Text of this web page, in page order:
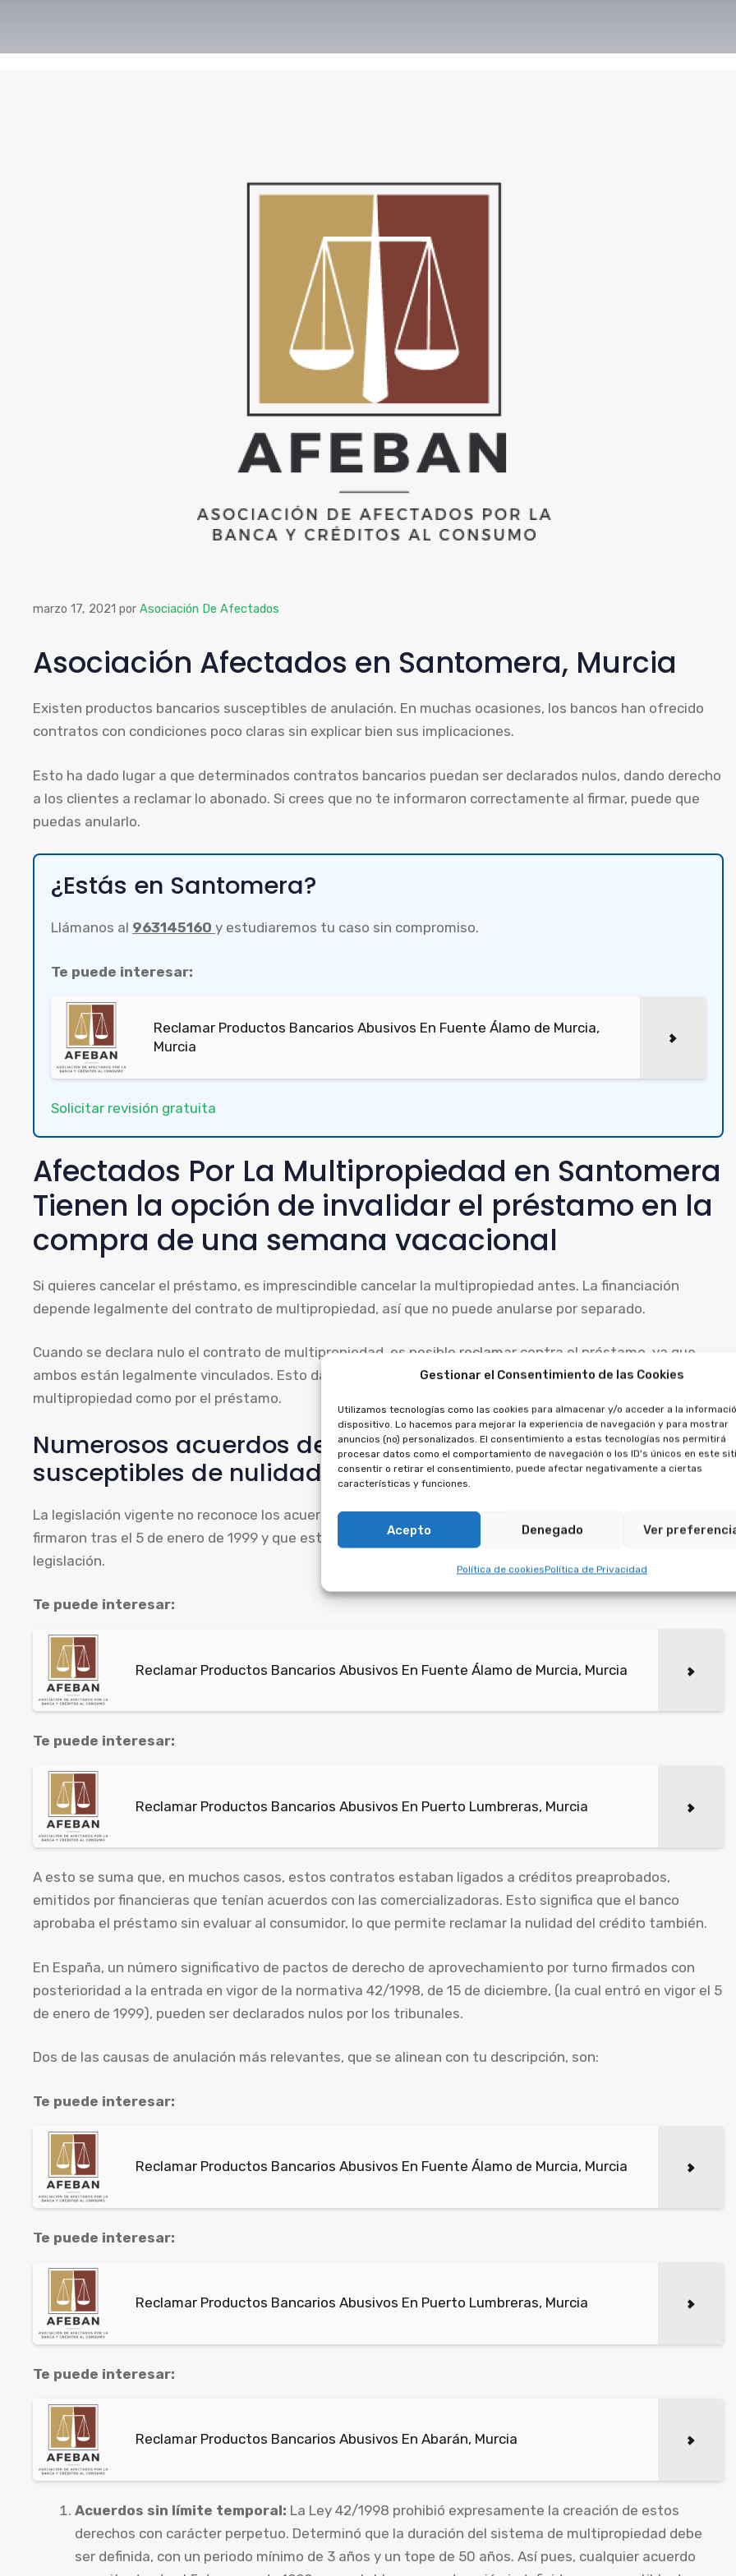
Gestionar el Consentimiento de las Cookies
Utilizamos tecnologías como las cookies para almacenar y/o acceder a la
dispositivo. Lo hacemos para mejorar la experiencia de navegación y para mostrar
anuncios (no) personalizados. El consentimiento a estas tecnologías nos permitirá
procesar datos como el comportamiento de navegación o los ID's únicos en este
consentir o retirar el consentimiento, puede afectar negativamente a ciertas
características y funciones.
Acepto Denegado Ver
Política de cookiesPolítica de Privacidad
marzo 17, 2021 por Asociación De Afectados
Asociación Afectados en Santomera, Murcia
Existen productos bancarios susceptibles de anulación. En muchas ocasiones, los bancos han ofrecido
contratos con condiciones poco claras sin explicar bien sus implicaciones.
Esto ha dado lugar a que determinados contratos bancarios puedan ser declarados nulos, dando derecho
a los clientes a reclamar lo abonado. Si crees que no te informaron correctamente al firmar, puede que
puedas anularlo.
¿Estás en Santomera?
Llámanos al 963145160 y estudiaremos tu caso sin compromiso.
Te puede interesar:
Reclamar Productos Bancarios Abusivos En Fuente Álamo de Murcia,
Murcia
Solicitar revisión gratuita
Afectados Por La Multipropiedad en Santomera
Tienen la opción de invalidar el préstamo en la
compra de una semana vacacional
Si quieres cancelar el préstamo, es imprescindible cancelar la multipropiedad antes. La financiación
depende legalmente del contrato de multipropiedad, así que no puede anularse por separado.
Cuando se declara nulo el contrato de multipropiedad, es posible reclamar contra el préstamo, ya que
ambos están legalmente vinculados. Esto da derecho a recuperar los importes entregados, tanto por la
multipropiedad como por el préstamo.
Numerosos acuerdos de multipropiedad son
susceptibles de nulidad.
La legislación vigente no reconoce los acuerdos firmados con empresas de multipropiedad que se
firmaron tras el 5 de enero de 1999 y que establecen una duración a perpetuidad, algo prohibido por la
legislación.
Te puede interesar:
Reclamar Productos Bancarios Abusivos En Fuente Álamo de Murcia, Murcia
Te puede interesar:
Reclamar Productos Bancarios Abusivos En Puerto Lumbreras, Murcia
A esto se suma que, en muchos casos, estos contratos estaban ligados a créditos preaprobados,
emitidos por financieras que tenían acuerdos con las comercializadoras. Esto significa que el banco
aprobaba el préstamo sin evaluar al consumidor, lo que permite reclamar la nulidad del crédito también.
En España, un número significativo de pactos de derecho de aprovechamiento por turno firmados con
posterioridad a la entrada en vigor de la normativa 42/1998, de 15 de diciembre, (la cual entró en vigor el 5
de enero de 1999), pueden ser declarados nulos por los tribunales.
Dos de las causas de anulación más relevantes, que se alinean con tu descripción, son:
Te puede interesar:
Reclamar Productos Bancarios Abusivos En Fuente Álamo de Murcia, Murcia
Te puede interesar:
Reclamar Productos Bancarios Abusivos En Puerto Lumbreras, Murcia
Te puede interesar:
Reclamar Productos Bancarios Abusivos En Abarán, Murcia
Acuerdos sin límite temporal: La Ley 42/1998 prohibió expresamente la creación de estos
derechos con carácter perpetuo. Determinó que la duración del sistema de multipropiedad debe
ser definida, con un periodo mínimo de 3 años y un tope de 50 años. Así pues, cualquier acuerdo